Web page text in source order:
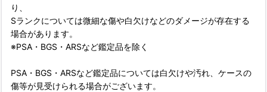
り、
Sランクについては微細な傷や白欠けなどのダメージが存在する
場合があります。
※PSA・BGS・ARSなど鑑定品を除く
PSA・BGS・ARSなど鑑定品については白欠けや汚れ、ケースの
傷等が見受けられる場合がございます。